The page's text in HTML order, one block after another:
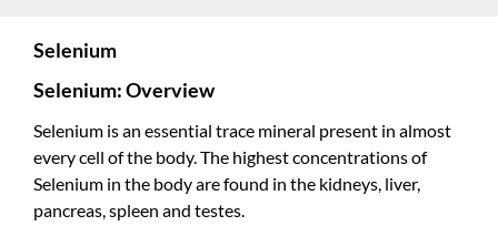
Selenium
Selenium: Overview
Selenium is an essential trace mineral present in almost
every cell of the body. The highest concentrations of
Selenium in the body are found in the kidneys, liver,
pancreas, spleen and testes.